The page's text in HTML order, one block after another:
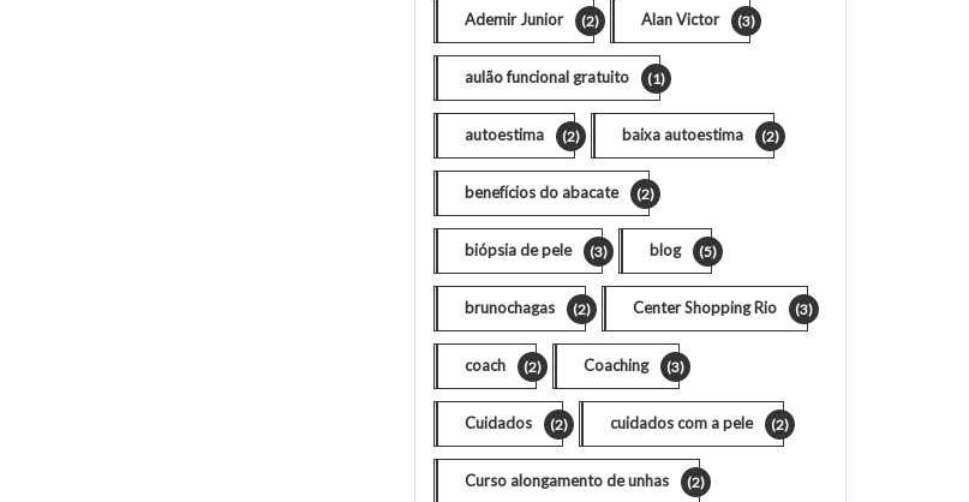
Ademir Junior (2) Alan Victor (3)
aulão funcional gratuito (1)
autoestima (2) baixa autoestima (2)
benefícios do abacate (2)
biópsia de pele (3) blog (5)
brunochagas (2) Center Shopping Rio (3)
coach (2) Coaching (3)
Cuidados (2) cuidados com a pele (2)
Curso alongamento de unhas (2)